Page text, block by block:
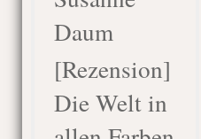
Daum
[Rezension]
Die Welt in